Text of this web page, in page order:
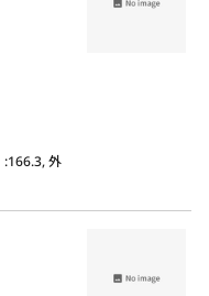
:166.3, 外